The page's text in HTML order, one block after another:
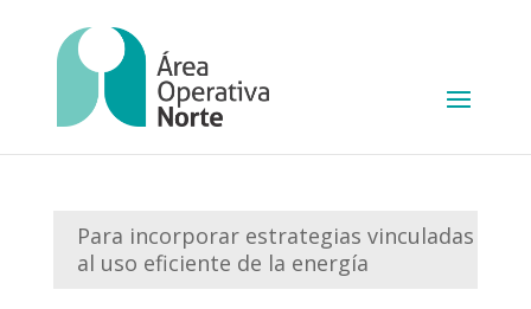
Para incorporar estrategias vinculadas
al uso eficiente de la energía